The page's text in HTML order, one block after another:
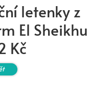
letenky z
El Sheikhu
Kč